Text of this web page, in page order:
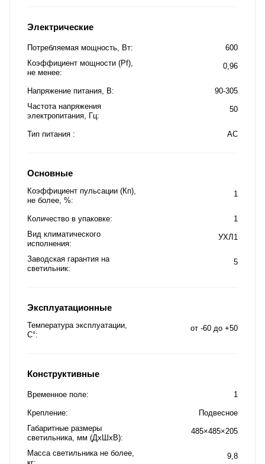
Электрические
Потребляемая мощность, Вт
600
Коэффициент мощности (Pf),
не менее
0,96
Напряжение питания, В
90-305
Частота напряжения
электропитания, Гц
50
Тип питания AC
Основные
Коэффициент пульсации (Кп),
не более, %
1
Количество в упаковке
1
Вид климатического
исполнения
УХЛ1
Заводская гарантия на
светильник
5
Эксплуатационные
Температура эксплуатации,
C°
от -60 до +50
Конструктивные
Временное поле 1
Крепление
Подвесное
Габаритные размеры
светильника, мм (ДхШхВ)
485×485×205
Масса светильника не более,
9,8